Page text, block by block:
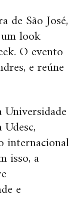
de São José,
look
O evento
e reúne
internacional
isso, a
e